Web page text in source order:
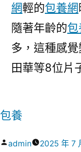
網輕的包養網
隨著年齡的
多，這種感
田華等8位片
包養
作
admin 2025 年 7